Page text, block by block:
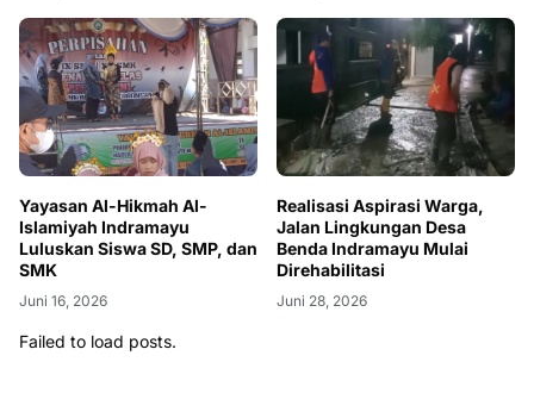
Yayasan Al-Hikmah Al-
Islamiyah Indramayu
Luluskan Siswa SD, SMP, dan
SMK
Juni 16, 2026
Realisasi Aspirasi Warga,
Jalan Lingkungan Desa
Benda Indramayu Mulai
Direhabilitasi
Juni 28, 2026
Failed to load posts.